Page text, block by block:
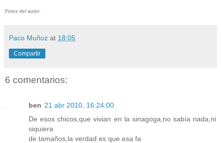
Fotos del autor.
Paco Muñoz at 18:05
Compartir
6 comentarios:
ben 21 abr 2010, 16:24:00
De esos chicos,que vivian en la sinagoga,no sabía nada,ni
siquiera
de tamaños,la verdad es que esa fa